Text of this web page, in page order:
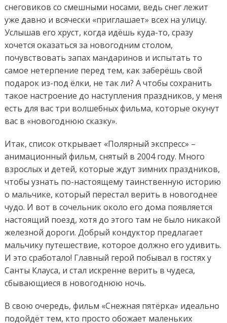
снеговиков со смешными носами, ведь снег лежит
уже давно и всячески «приглашает» всех на улицу.
Услышав его хруст, когда идёшь куда-то, сразу
хочется оказаться за новогодним столом,
почувствовать запах мандаринов и испытать то
самое нетерпение перед тем, как заберёшь свой
подарок из-под ёлки, не так ли? А чтобы сохранить
такое настроение до наступления праздников, у меня
есть для вас три волшебных фильма, которые окунут
вас в «новогоднюю сказку».
Итак, список открывает «Полярный экспресс» –
анимационный фильм, снятый в 2004 году. Много
взрослых и детей, которые ждут зимних праздников,
чтобы узнать по-настоящему таинственную историю
о мальчике, который перестал верить в новогоднее
чудо. И вот в сочельник около его дома появляется
настоящий поезд, хотя до этого там не было никакой
железной дороги. Добрый кондуктор предлагает
мальчику путешествие, которое должно его удивить.
И это сработало! Главный герой побывал в гостях у
Санты Клауса, и стал искренне верить в чудеса,
сбывающиеся в новогоднюю ночь.
В свою очередь, фильм «Снежная пятёрка» идеально
подойдёт тем, кто просто обожает маленьких